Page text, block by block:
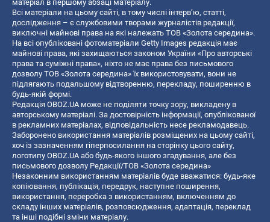
матеріал в першому абзаці матеріалу.
Всі матеріали на цьому сайті, в тому числі інтерв’ю, статті,
дослідження – є службовими творами журналістів редакції,
виключні майнові права на які належать ТОВ «Золота середина».
На всі опубліковані фотоматеріали Getty Images редакція має
майнові права, які захищаються законом України «Про авторські
права та суміжні права», ніхто не має права без письмового
дозволу ТОВ «Золота середина» їх використовувати, вони не
підлягають подальшому відтворенню, перекладу, поширенню в
будь-якій формі.
Редакція OBOZ.UA може не поділяти точку зору, викладену в
авторському матеріалі. За достовірність інформації, опублікованої
в рекламних матеріалах, відповідальність несе рекламодавець.
Заборонено використання матеріалів розміщених на цьому сайті,
хоч із зазначенням гіперпосилання на сторінку цього сайту,
логотипу OBOZ.UA або будь-якого іншого згадування, але без
письмового дозволу Редакції/ТОВ «Золота середина»
Незаконним використанням матеріалів буде вважатися: будь-яке
копiювання, публiкацiя, передрук, наступне поширення,
використання, переробка з використанням, включенням до
складу інших матеріалів, розповсюдження, адаптація, переклад
та інші подібні зміни матеріалу.